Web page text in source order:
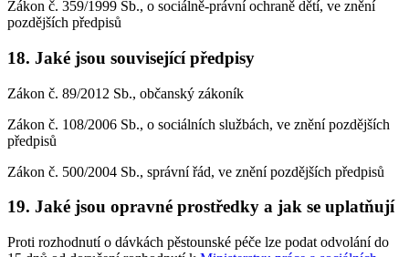
Zákon č. 359/1999 Sb., o sociálně-právní ochraně dětí, ve znění
pozdějších předpisů
18. Jaké jsou související předpisy
Zákon č. 89/2012 Sb., občanský zákoník
Zákon č. 108/2006 Sb., o sociálních službách, ve znění pozdějších
předpisů
Zákon č. 500/2004 Sb., správní řád, ve znění pozdějších předpisů
19. Jaké jsou opravné prostředky a jak se uplatňují
Proti rozhodnutí o dávkách pěstounské péče lze podat odvolání do